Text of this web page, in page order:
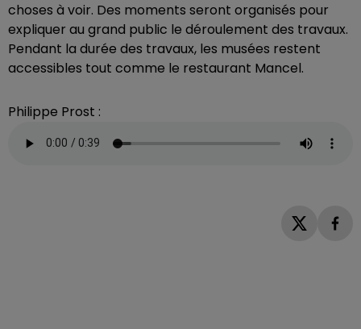
choses à voir. Des moments seront organisés pour
expliquer au grand public le déroulement des travaux.
Pendant la durée des travaux, les musées restent
accessibles tout comme le restaurant Mancel.
Philippe Prost :